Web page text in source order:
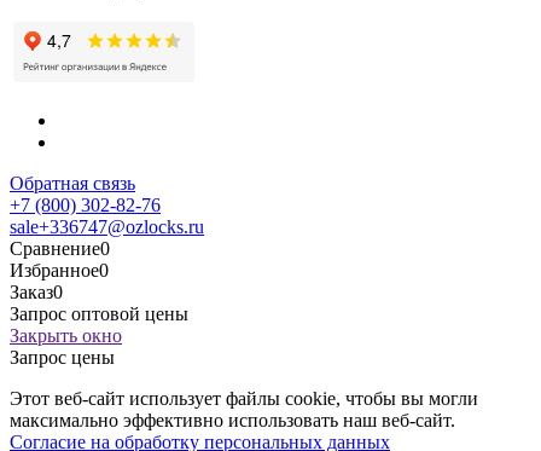
Обратная связь
+7 (800) 302-82-76
sale+336747@ozlocks.ru
Сравнение0
Избранное0
Заказ0
Запрос оптовой цены
Закрыть окно
Запрос цены
Этот веб-сайт использует файлы cookie, чтобы вы могли
максимально эффективно использовать наш веб-сайт.
Согласие на обработку персональных данных